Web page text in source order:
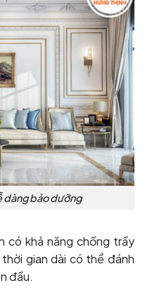
dàng bảo dưỡng
khả năng chống trầy
gian dài có thể đánh
đầu.